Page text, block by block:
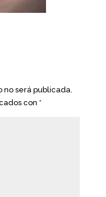
será publicada.
con *